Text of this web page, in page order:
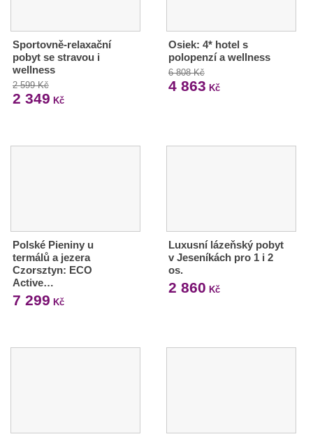
Sportovně-relaxační
pobyt se stravou i
wellness
2 599 Kč
2 349 Kč
Osiek: 4* hotel s
polopenzí a wellness
6 808 Kč
4 863 Kč
Polské Pieniny u
termálů a jezera
Czorsztyn: ECO
Active…
7 299 Kč
Luxusní lázeňský pobyt
v Jeseníkách pro 1 i 2
os.
2 860 Kč